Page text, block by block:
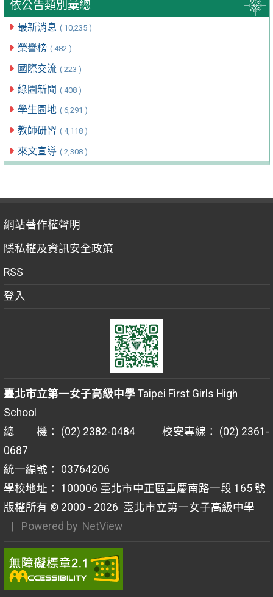
依公告類別彙總
最新消息 ( 10,235 )
榮譽榜 ( 482 )
國際交流 ( 223 )
綠園新聞 ( 408 )
學生園地 ( 6,291 )
教師研習 ( 4,118 )
來文宣導 ( 2,308 )
網站著作權聲明
隱私權及資訊安全政策
RSS
登入
臺北市立第一女子高級中學Taipei First Girls High
School
總 機： (02) 2382-0484 校安專線： (02) 2361-
0687
統一編號： 03764206
學校地址： 100006 臺北市中正區重慶南路一段 165 號
版權所有 © 2000 - 2026 臺北市立第一女子高級中學
| Powered by NetView